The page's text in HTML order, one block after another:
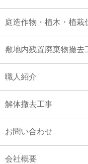
庭造作物・植木・植栽
敷地内残置廃棄物撤去
職人紹介
解体撤去工事
お問い合わせ
会社概要